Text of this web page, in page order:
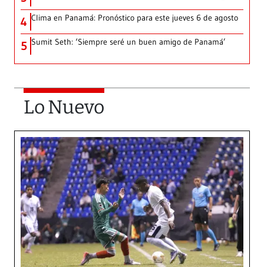
4 Clima en Panamá: Pronóstico para este jueves 6 de agosto
5 Sumit Seth: ‘Siempre seré un buen amigo de Panamá’
Lo Nuevo